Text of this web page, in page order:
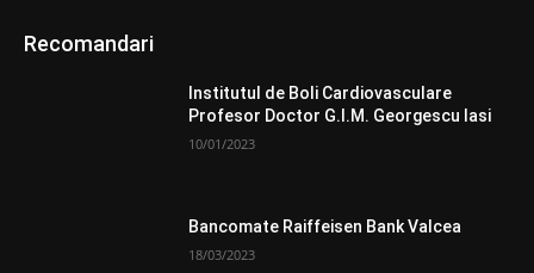
Recomandari
Institutul de Boli Cardiovasculare
Profesor Doctor G.I.M. Georgescu Iasi
10/01/2023
Bancomate Raiffeisen Bank Valcea
18/03/2023